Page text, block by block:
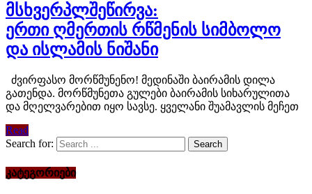
მსხვერპლშეწირვა:
ერთი ღმერთის რწმენის სიმბოლო
და ისლამის ნიშანი
ძვირფასო მორწმუნენო! მედინაში ბაირამის დილა
გათენდა. მორწმუნეთა გულები ბაირამის სიხარულითა
და მღელვარებით იყო სავსე. ყველანი შუამავლის მეჩეთ
Read
Search for:
კატეგორიები